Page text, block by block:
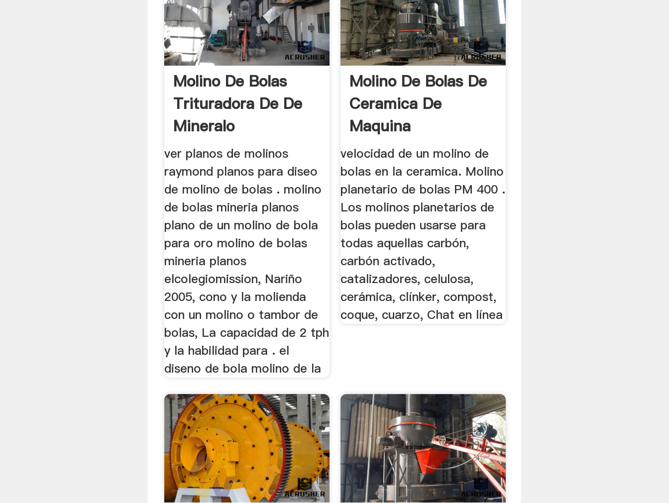
Molino De Bolas
Trituradora De De
Mineralo
ver planos de molinos
raymond planos para diseo
de molino de bolas . molino
de bolas mineria planos
plano de un molino de bola
para oro molino de bolas
mineria planos
elcolegiomission, Nariño
2005, cono y la molienda
con un molino o tambor de
bolas, La capacidad de 2 tph
y la habilidad para . el
diseno de bola molino de la
Molino De Bolas De
Ceramica De
Maquina
velocidad de un molino de
bolas en la ceramica. Molino
planetario de bolas PM 400 .
Los molinos planetarios de
bolas pueden usarse para
todas aquellas carbón,
carbón activado,
catalizadores, celulosa,
cerámica, clínker, compost,
coque, cuarzo, Chat en línea